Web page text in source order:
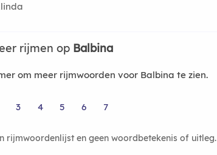
rijmen op Balbina
om meer rijmwoorden voor Balbina te zien.
3 4 5 6 7
rijmwoordenlijst en geen woordbetekenis of uitleg.